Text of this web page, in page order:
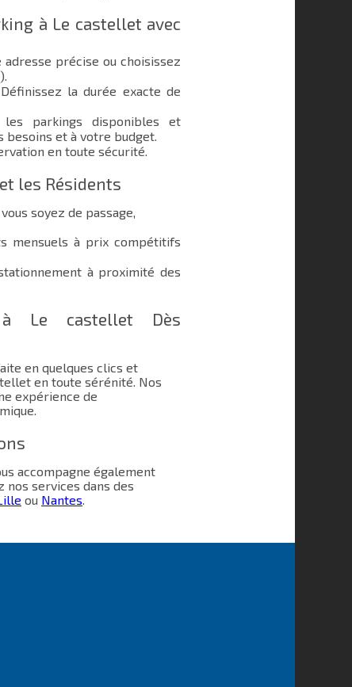
à Le castellet avec
précise ou choisissez
la durée exacte de
parkings disponibles et
besoins et à votre budget.
en toute sécurité.
les Résidents
soyez de passage,
mensuels à prix compétitifs
à proximité des
à Le castellet Dès
en quelques clics et
en toute sérénité. Nos
expérience de
accompagne également
nos services dans des
ou Nantes.